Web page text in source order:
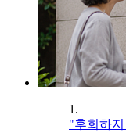
1.
"후회하